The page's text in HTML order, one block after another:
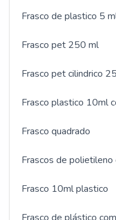
Frasco de plastico 5
Frasco pet 250 ml
Frasco pet cilindrico
Frasco plastico 10ml
Frasco quadrado
Frascos de polietileno
Frasco 10ml plastico